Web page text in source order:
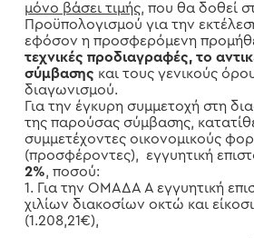
μόνο βάσει τιμής, που θα δοθεί
Προϋπολογισμού για την
εφόσον η προσφερόμενη
τεχνικές προδιαγραφές, το
σύμβασης και τους γενικούς
διαγωνισμού.
Για την έγκυρη συμμετοχή στη
της παρούσας σύμβασης,
συμμετέχοντες οικονομικούς
(προσφέροντες), εγγυητική
2%, ποσού:
1. Για την ΟΜΑΔΑ Α εγγυητική
χιλίων διακοσίων οκτώ και
(1.208,21€),